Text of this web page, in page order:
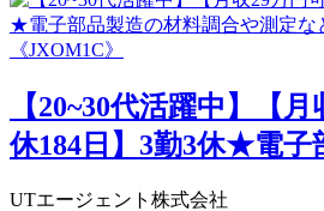
【20~30代活躍中】【
休184日】3勤3休★電子
UTエージェント株式会社